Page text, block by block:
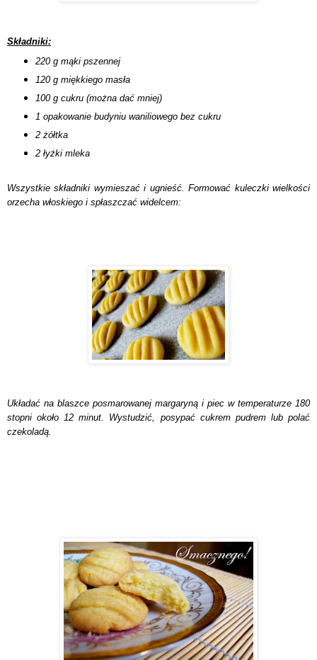
Składniki:
220 g mąki pszennej
120 g miękkiego masła
100 g cukru (można dać mniej)
1 opakowanie budyniu waniliowego bez cukru
2 żółtka
2 łyżki mleka
Wszystkie składniki wymieszać i ugnieść. Formować kuleczki wielkości
orzecha włoskiego i spłaszczać widelcem:
Układać na blaszce posmarowanej margaryną i piec w temperaturze 180
stopni około 12 minut. Wystudzić, posypać cukrem pudrem lub polać
czekoladą.